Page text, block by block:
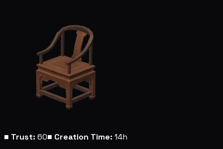
■ Trust: 60■ Creation Time: 14h